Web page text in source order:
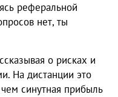
реферальной
нет, ты
о рисках и
На дистанции это
синутная прибыль